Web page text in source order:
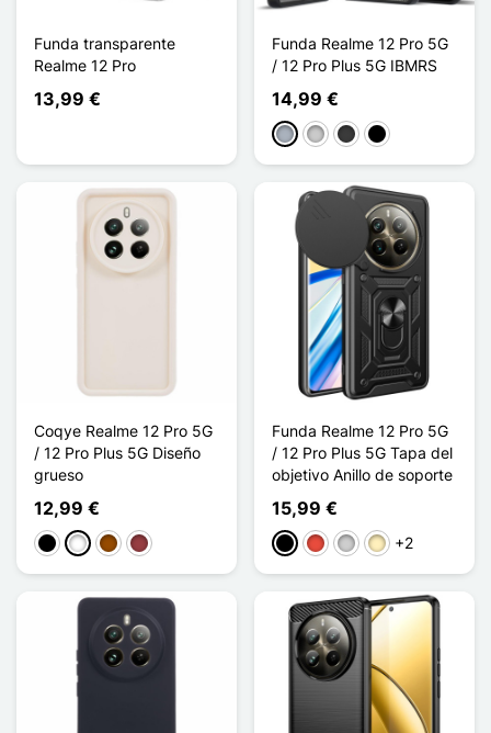
Funda transparente
Realme 12 Pro
13,99 €
Funda Realme 12 Pro 5G
/ 12 Pro Plus 5G IBMRS
14,99 €
Gris Transparente
Gris oscuro
Noir Transparent
Coqye Realme 12 Pro 5G
/ 12 Pro Plus 5G Diseño
grueso
12,99 €
NegroBlancoMarrónRojo oscuro
Funda Realme 12 Pro 5G
/ 12 Pro Plus 5G Tapa del
objetivo Anillo de soporte
15,99 €
NegroRojoPlataOro +2